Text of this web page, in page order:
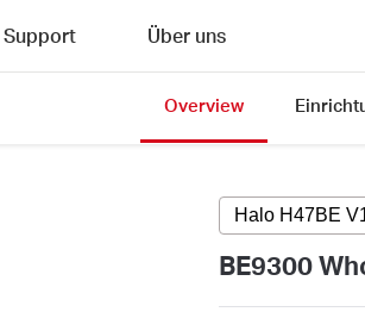
Support Über uns
Overview
Halo H47BE
BE9300